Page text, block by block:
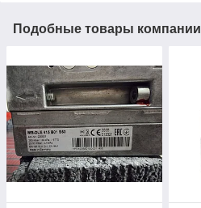
Подобные товары компании